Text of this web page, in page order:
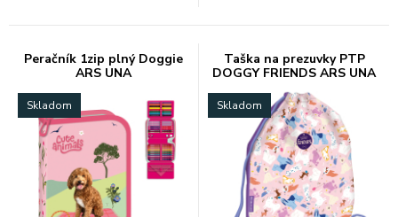
Peračník 1zip plný Doggie
ARS UNA
Skladom
Taška na prezuvky PTP
DOGGY FRIENDS ARS UNA
Skladom